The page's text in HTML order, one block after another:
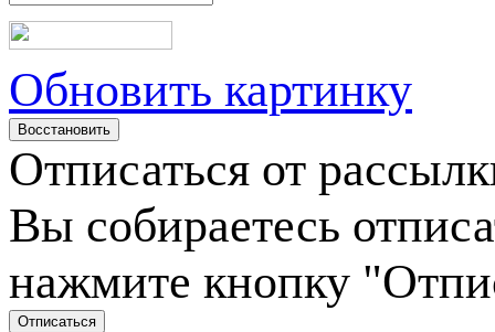
Обновить картинку
Отписаться от
Вы собираетесь
нажмите кнопку